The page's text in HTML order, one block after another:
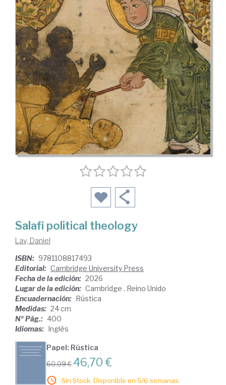
Salafi political theology
Lav, Daniel
ISBN: 9781108817493
Editorial: Cambridge University Press
Fecha de la edición: 2026
Lugar de la edición: Cambridge . Reino Unido
Encuadernación: Rústica
Medidas: 24 cm
Nº Pág.: 400
Idiomas: Inglés
Papel: Rústica
60,09 € 46,70 €
Sin Stock. Disponible en 5/6 semanas.